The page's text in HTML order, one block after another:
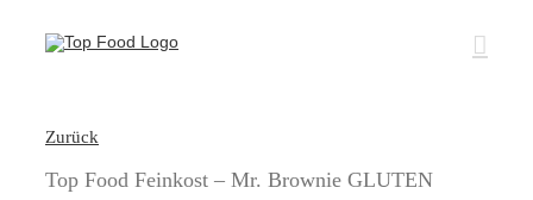
Inhalt
Zurück
Top Food Feinkost – Mr. Brownie GLUTEN